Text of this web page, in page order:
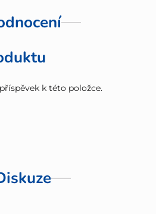
k této položce.